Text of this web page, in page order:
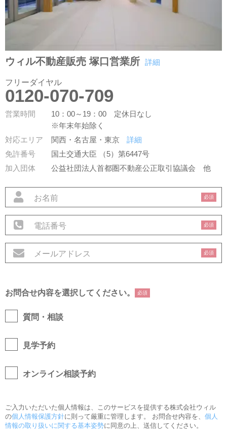
ウィル不動産販売 塚口営業所 詳細
フリーダイヤル
0120-070-709
営業時間
10：00～19：00 定休日なし
※年末年始除く
対応エリア
関西・名古屋・東京
詳細
免許番号
国土交通大臣 （5）第6447号
加入団体
公益社団法人首都圏不動産公正取引協議会他
必須
必須
必須
お問合せ内容を選択してください。 必須
質問・相談
見学予約
オンライン相談予約
ご入力いただいた個人情報は、このサービスを提供する株式会社ウィル
の個人情報保護方針に則って厳重に管理します。 お問合せ内容を、 個人
情報の取り扱いに関する基本姿勢に同意の上、送信してください。